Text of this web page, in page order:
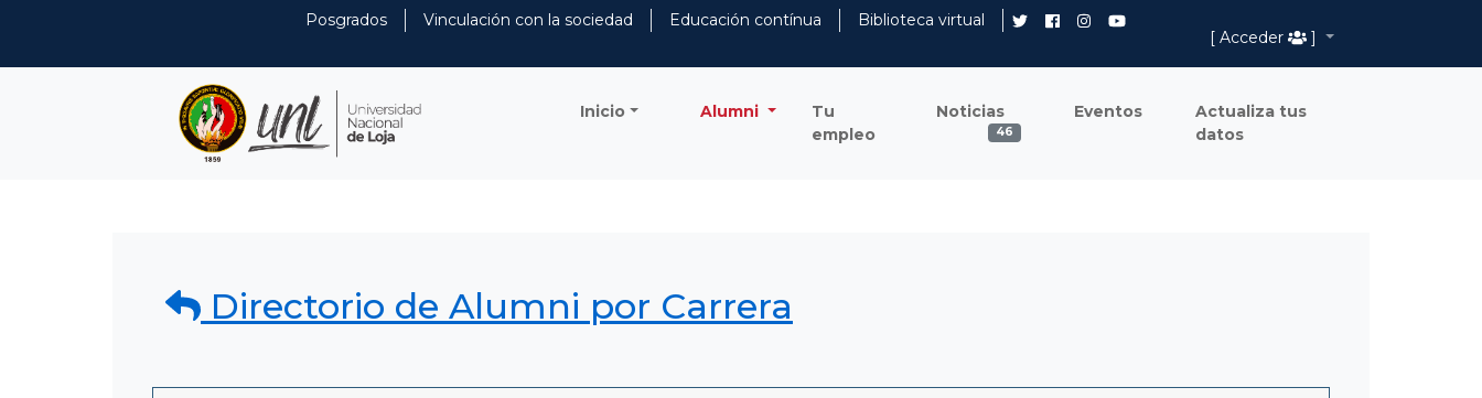
Posgrados Vinculación con la sociedad Educación contínua
Biblioteca virtual
[ Acceder
]
Inicio Alumni
Tu
empleo
Noticias
46
Eventos
Actualiza tus
datos
Directorio de Alumni por Carrera